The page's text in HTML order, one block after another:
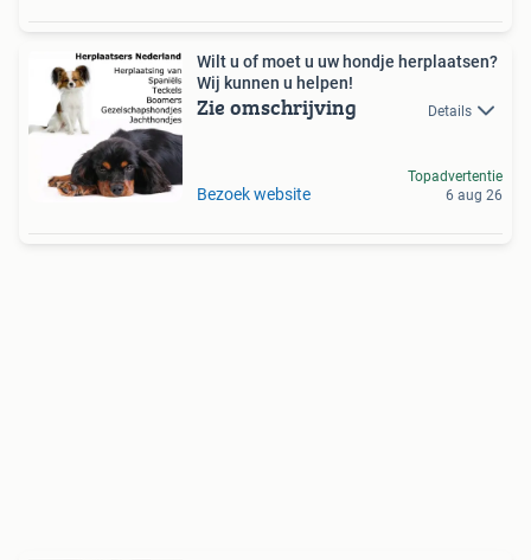
Wilt u of moet u uw hondje herplaatsen?
Wij kunnen u helpen!
Zie omschrijving Details
Bezoek website
Topadvertentie
6 aug 26